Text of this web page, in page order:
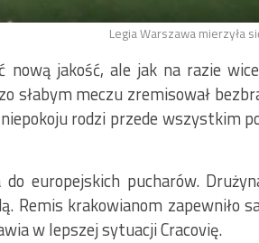
Legia Warszawa mierzyła
nową jakość, ale jak na razie
słabym meczu zremisował
rodzi przede wszystkim
europejskich pucharów.
Remis krakowianom zapewniło
w lepszej sytuacji Cracovię.